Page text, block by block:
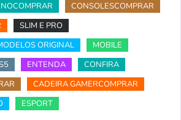
CONSOLESCOMPRAR
SLIM E PRO
ORIGINAL
MOBILE
ENTENDA
CONFIRA
CADEIRA GAMERCOMPRAR
ESPORT